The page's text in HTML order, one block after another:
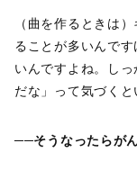
（曲を作るときは
ることが多いんで
いんですよね。し
だな」って気づくと
──そうなったらが